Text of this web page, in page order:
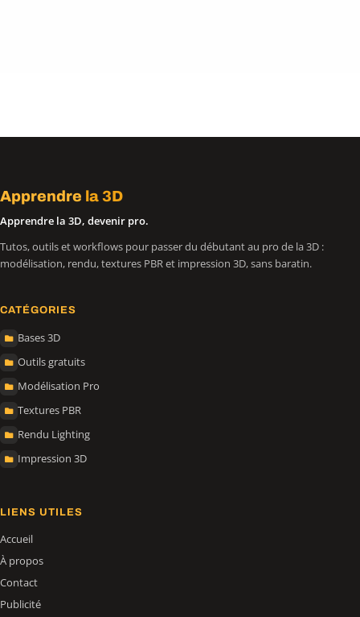
Apprendre la 3D
Apprendre la 3D, devenir pro.
Tutos, outils et workflows pour passer du débutant au pro de la 3D :
modélisation, rendu, textures PBR et impression 3D, sans baratin.
CATÉGORIES
Bases 3D
Outils gratuits
Modélisation Pro
Textures PBR
Rendu Lighting
Impression 3D
LIENS UTILES
Accueil
À propos
Contact
Publicité